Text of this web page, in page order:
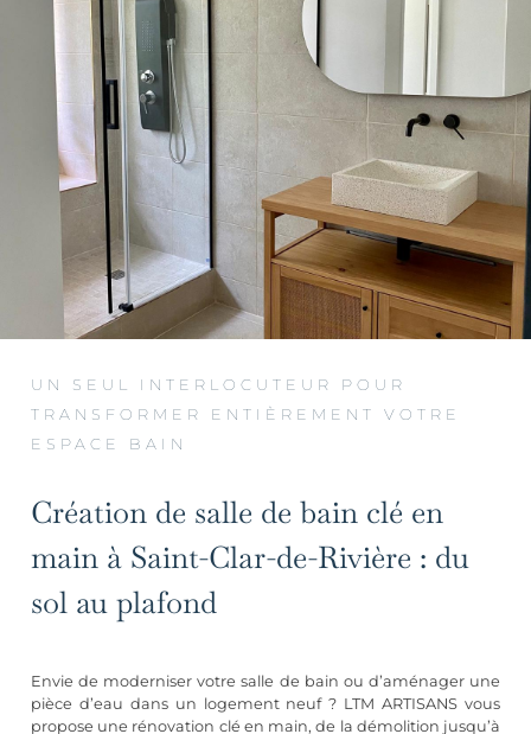
UN SEUL INTERLOCUTEUR POUR
TRANSFORMER ENTIÈREMENT VOTRE
ESPACE BAIN
Création de salle de bain clé en
main à Saint-Clar-de-Rivière : du
sol au plafond
Envie de moderniser votre salle de bain ou d’aménager une
pièce d’eau dans un logement neuf ? LTM ARTISANS vous
propose une rénovation clé en main, de la démolition jusqu’à